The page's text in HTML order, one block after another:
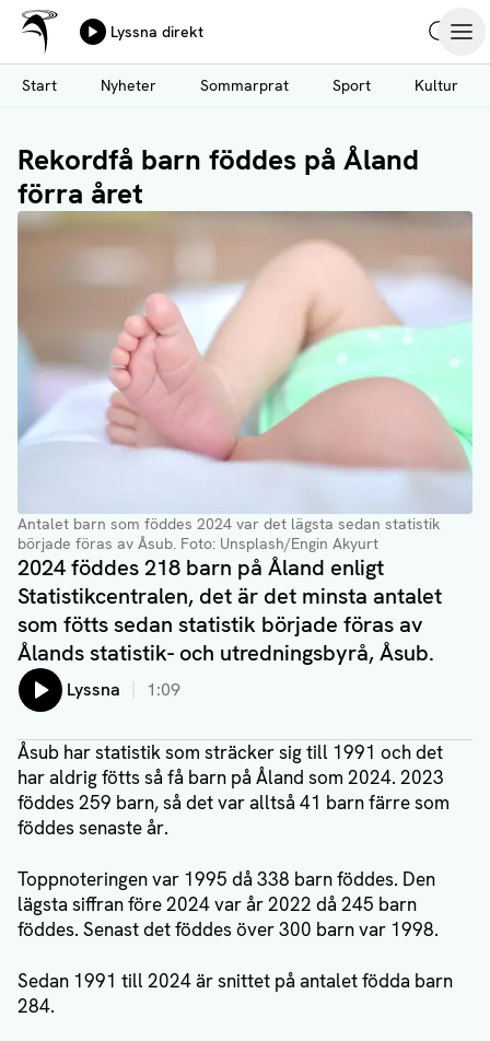
Hoppa
till
huvudinnehåll
Ålands Radio & TV
Lyssna direkt
Start
Nyheter Sommarprat Sport Kultur
Rekordfå barn föddes på Åland
förra året
Antalet barn som föddes 2024 var det lägsta sedan statistik
började föras av Åsub. Foto: Unsplash/Engin Akyurt
2024 föddes 218 barn på Åland enligt
Statistikcentralen, det är det minsta antalet
som fötts sedan statistik började föras av
Ålands statistik- och utredningsbyrå, Åsub.
Lyssna 1:09
Åsub har statistik som sträcker sig till 1991 och det
har aldrig fötts så få barn på Åland som 2024. 2023
föddes 259 barn, så det var alltså 41 barn färre som
föddes senaste år.
Toppnoteringen var 1995 då 338 barn föddes. Den
lägsta siffran före 2024 var år 2022 då 245 barn
föddes. Senast det föddes över 300 barn var 1998.
Sedan 1991 till 2024 är snittet på antalet födda barn
284.